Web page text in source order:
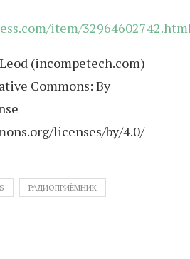
item/
(incompetech.com)
Commons: By
licenses/by/4.0/
РАДИОПРИЁМНИК